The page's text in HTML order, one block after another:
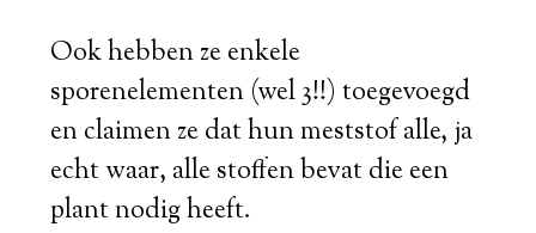
Ook hebben ze enkele
sporenelementen (wel 3!!) toegevoegd
en claimen ze dat hun meststof alle, ja
echt waar, alle stoffen bevat die een
plant nodig heeft.